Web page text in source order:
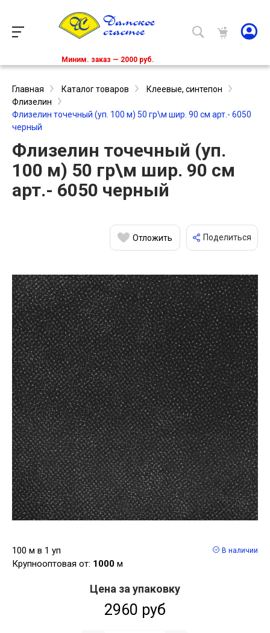
Миним. заказ — 2000 руб.
Главная Каталог товаров
Клеевые, синтепон
Флизелин
Флизелин точечный (уп. 100 м) 50 гр\м шир. 90 см арт.- 6050
черный
Флизелин точечный (уп.
100 м) 50 гр\м шир. 90 см
арт.- 6050 черный
Отложить Поделиться
100 м в 1 уп
Крупнооптовая от: 1000 м
В наличии
Цена за упаковку
2960 руб